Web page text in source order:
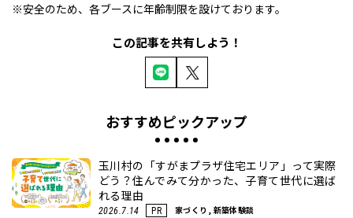
※安全のため、各ブースに年齢制限を設けております。
この記事を共有しよう！
おすすめピックアップ
玉川村の「すがまプラザ住宅エリア」って実際
どう？住んでみて分かった、子育て世代に選ば
れる理由
2026.7.14 PR 家づくり, 新築体験談